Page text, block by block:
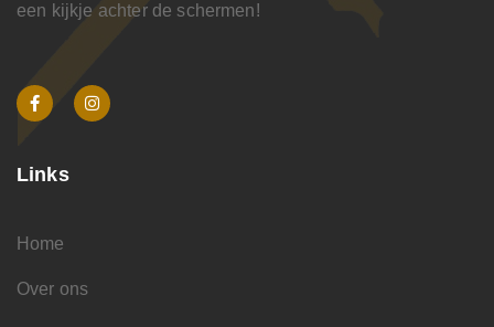
een kijkje achter de schermen!
Links
Home
Over ons